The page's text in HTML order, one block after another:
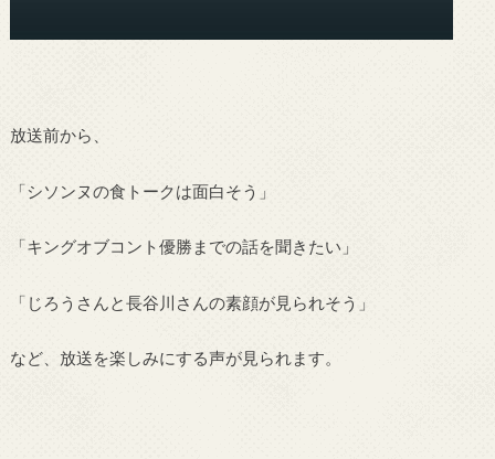
放送前から、
「シソンヌの食トークは面白そう」
「キングオブコント優勝までの話を聞きたい」
「じろうさんと長谷川さんの素顔が見られそう」
など、放送を楽しみにする声が見られます。